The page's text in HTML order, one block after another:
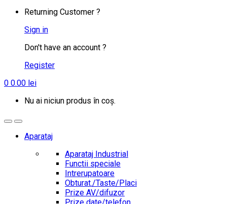
Returning Customer ?
Sign in
Don't have an account ?
Register
0 0.00 lei
Nu ai niciun produs în coș.
Aparataj
Aparataj Industrial
Functii speciale
Intrerupatoare
Obturat./Taste/Placi
Prize AV/difuzor